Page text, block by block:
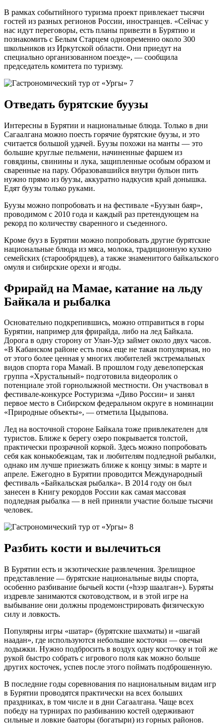
В рамках событийного туризма проект привлекает тысячи
гостей из разных регионов России, иностранцев. «Сейчас у
нас идут переговоры, есть планы привезти в Бурятию и
познакомить с Белым Старцем одновременно около 300
школьников из Иркутской области. Они приедут на
специально организованном поезде», — сообщила
председатель комитета по туризму.
Отведать бурятские буузы
Интересны в Бурятии и национальные блюда. Только в дни
Сагаалгана можно поесть горячие бурятские буузы, и это
считается большой удачей. Буузы похожи на манты — это
большие круглые пельмени, начиненные фаршем из
говядины, свинины и лука, защипленные особым образом и
сваренные на пару. Образовавшийся внутри бульон пить
нужно прямо из буузы, аккуратно надкусив край донышка.
Едят буузы только руками.
Буузы можно попробовать и на фестивале «Буузын баяр»,
проводимом с 2010 года и каждый раз претендующем на
рекорд по количеству сваренного и съеденного.
Кроме бууз в Бурятии можно попробовать другие бурятские
национальные блюда из мяса, молока, традиционную кухню
семейских (старообрядцев), а также знаменитого байкальского
омуля и сибирские орехи и ягоды.
Фрирайд на Мамае, катание на льду
Байкала и рыбалка
Основательно подкрепившись, можно отправиться в горы
Бурятии, например для фрирайда, либо на лед Байкала.
Дорога в одну сторону от Улан-Удэ займет около двух часов.
«В Кабанском районе есть пока еще не такая популярная, но
от этого более ценная у многих любителей экстремальных
видов спорта гора Мамай. В прошлом году девелоперская
группа «Хрустальный» подготовила видеоролик о
потенциале этой горнолыжной местности. Он участвовал в
фестивале-конкурсе Ростуризма «Диво России» и занял
первое место в Сибирском федеральном округе в номинации
«Природные объекты», — отметила Цыдыпова.
Лед на восточной стороне Байкала тоже привлекателен для
туристов. Ближе к берегу озеро покрывается толстой,
практически прозрачной коркой. Здесь можно попробовать
себя как конькобежцам, так и любителям подледной рыбалки,
однако им лучше приезжать ближе к концу зимы: в марте и
апреле. Ежегодно в Бурятии проводится Международный
фестиваль «Байкальская рыбалка». В 2014 году он был
занесен в Книгу рекордов России как самая массовая
подледная рыбалка — в ней приняли участие больше тысячи
человек.
Разбить кости и вылечиться
В Бурятии есть и экзотические развлечения. Зрелищное
представление — бурятские национальные виды спорта,
особенно разбивание бычьей кости («hээр шаалган»). Буряты
издревле занимаются скотоводством, и в этой игре на
выбывание они должны продемонстрировать физическую
силу и ловкость.
Популярны игры «шатар» (бурятские шахматы) и «шагай
наадан», где используются небольшие косточки — овечьи
лодыжки. Нужно подбросить в воздух одну косточку и той же
рукой быстро собрать с игрового поля как можно больше
других косточек, успев после этого поймать подброшенную.
В последние годы соревнования по национальным видам игр
в Бурятии проводятся практически на всех больших
праздниках, в том числе и в дни Сагаалгана. Чаще всех
победу на турнирах по разбиванию костей одерживают
сильные и ловкие бааторы (богатыри) из горных районов.